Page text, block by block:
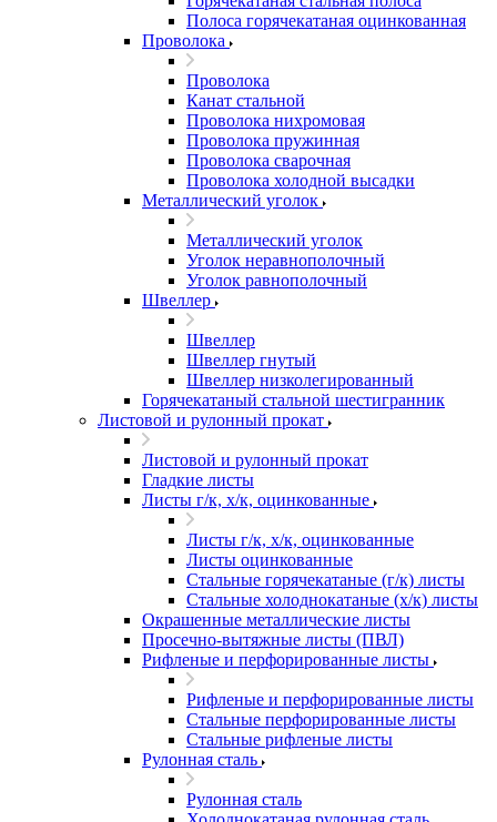
Полоса горячекатаная оцинкованная
Проволока
Проволока
Канат стальной
Проволока нихромовая
Проволока пружинная
Проволока сварочная
Проволока холодной высадки
Металлический уголок
Металлический уголок
Уголок неравнополочный
Уголок равнополочный
Швеллер
Швеллер
Швеллер гнутый
Швеллер низколегированный
Горячекатаный стальной шестигранник
Листовой и рулонный прокат
Листовой и рулонный прокат
Гладкие листы
Листы г/к, х/к, оцинкованные
Листы г/к, х/к, оцинкованные
Листы оцинкованные
Стальные горячекатаные (г/к) листы
Стальные холоднокатаные (х/к) листы
Окрашенные металлические листы
Просечно-вытяжные листы (ПВЛ)
Рифленые и перфорированные листы
Рифленые и перфорированные листы
Стальные перфорированные листы
Стальные рифленые листы
Рулонная сталь
Рулонная сталь